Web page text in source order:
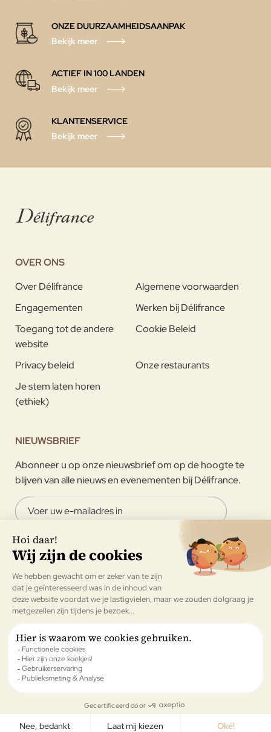
ONZE DUURZAAMHEIDSAANPAK
Bekijk meer
ACTIEF IN 100 LANDEN
Bekijk meer
KLANTENSERVICE
Bekijk meer
OVER ONS
Over Délifrance
Algemene voorwaarden
Engagementen
Werken bij Délifrance
Toegang tot de andere
website
Cookie Beleid
Privacy beleid
Onze restaurants
Je stem laten horen
(ethiek)
NIEUWSBRIEF
Abonneer u op onze nieuwsbrief om op de hoogte te
blijven van alle nieuws en evenementen bij Délifrance.
Ik ga ermee akkoord om de nieuwsbrief van Délifrance te
ontvangen.
Valideren
All rights reserved © Délifrance België